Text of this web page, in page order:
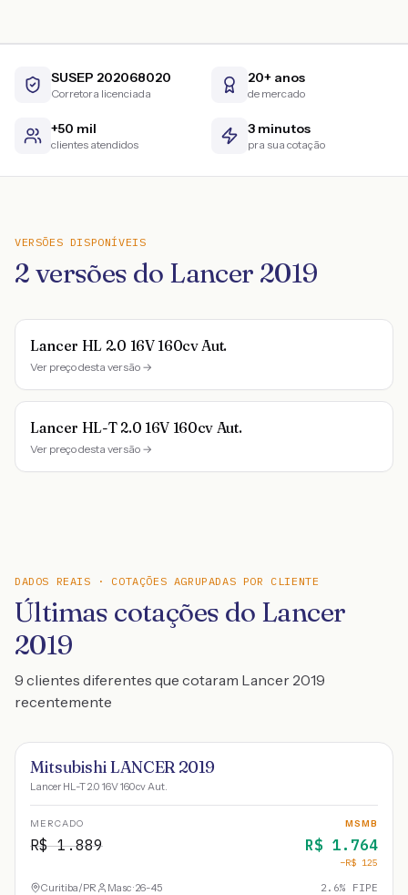
SUSEP 202068020
Corretora licenciada
20+ anos
de mercado
+50 mil
clientes atendidos
3 minutos
pra sua cotação
VERSÕES DISPONÍVEIS
2versões do Lancer 2019
Lancer HL 2.0 16V 160cv Aut.
Ver preço desta versão →
Lancer HL-T 2.0 16V 160cv Aut.
Ver preço desta versão →
DADOS REAIS · COTAÇÕES AGRUPADAS POR CLIENTE
Últimas cotações do Lancer
2019
9 clientes diferentes que cotaram Lancer 2019
recentemente
Mitsubishi LANCER 2019
Lancer HL-T 2.0 16V 160cv Aut.
MERCADO
R$1.889
MSMB
R$ 1.764
−R$ 125
Curitiba/PR Masc · 26-45 2.6% FIPE